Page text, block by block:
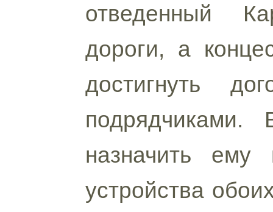
отведенный
дороги, а
достигнуть
назначить ему
устройства